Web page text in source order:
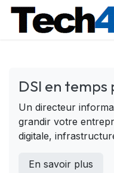
Se rendre au contenu
DSI en
Un directeur
grandir votre
digitale,
En savoir plus